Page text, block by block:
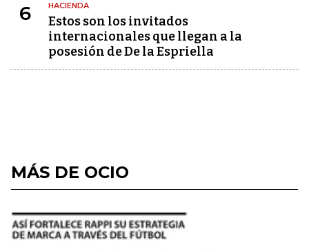
6 HACIENDA
Estos son los invitados
internacionales que llegan a la
posesión de De la Espriella
MÁS DE OCIO